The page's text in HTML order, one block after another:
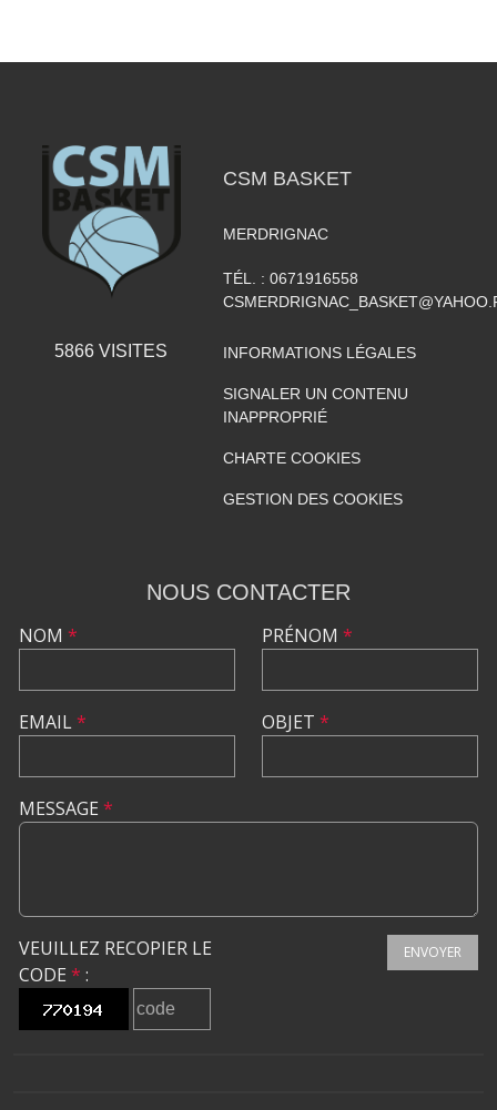
5866 VISITES
CSM BASKET
MERDRIGNAC
TÉL. : 0671916558
INFORMATIONS LÉGALES
SIGNALER UN CONTENU
INAPPROPRIÉ
CHARTE COOKIES
GESTION DES COOKIES
NOUS CONTACTER
NOM *
EMAIL*
PRÉNOM *
OBJET *
MESSAGE *
VEUILLEZ RECOPIER LE
CODE * :
ENVOYER